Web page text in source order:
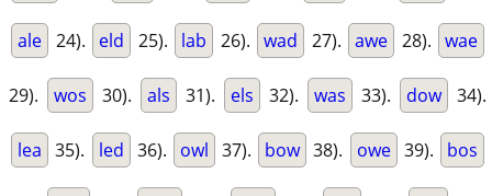
ale 24). eld 25). lab 26). wad 27). awe 28). wae
29). wos 30). als 31). els 32). was 33). dow 34).
lea 35). led 36). owl 37). bow 38). owe 39). bos